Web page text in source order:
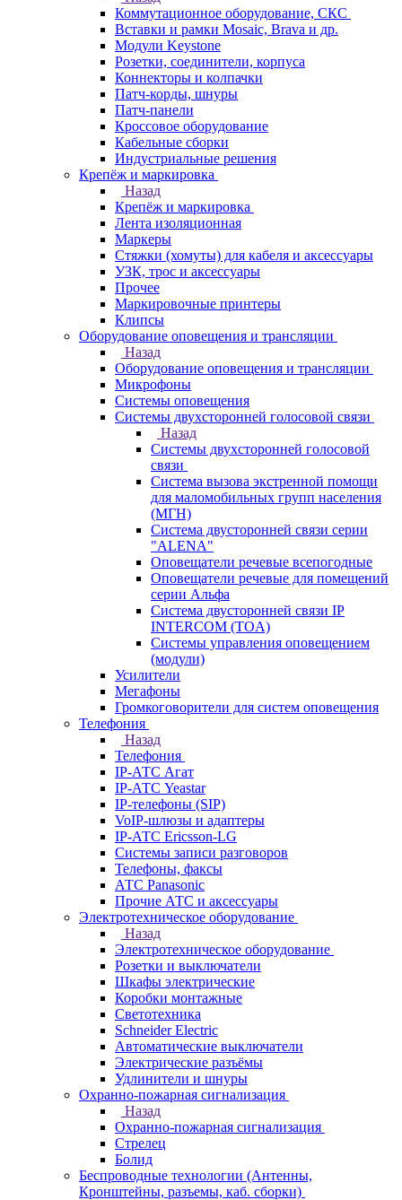
Коммутационное оборудование, СКС
Вставки и рамки Mosaic, Brava и др.
Модули Keystone
Розетки, соединители, корпуса
Коннекторы и колпачки
Патч-корды, шнуры
Патч-панели
Кроссовое оборудование
Кабельные сборки
Индустриальные решения
Крепёж и маркировка
Назад
Крепёж и маркировка
Лента изоляционная
Маркеры
Стяжки (хомуты) для кабеля и аксессуары
УЗК, трос и аксессуары
Прочее
Маркировочные принтеры
Клипсы
Оборудование оповещения и трансляции
Назад
Оборудование оповещения и трансляции
Микрофоны
Системы оповещения
Системы двухсторонней голосовой связи
Назад
Системы двухсторонней голосовой
связи
Система вызова экстренной помощи
для маломобильных групп населения
(МГН)
Система двусторонней связи серии
"ALENA"
Оповещатели речевые всепогодные
Оповещатели речевые для помещений
серии Альфа
Система двусторонней связи IP
INTERCOM (TOA)
Системы управления оповещением
(модули)
Усилители
Мегафоны
Громкоговорители для систем оповещения
Телефония
Назад
Телефония
IP-АТС Агат
IP-АТС Yeastar
IP-телефоны (SIP)
VoIP-шлюзы и адаптеры
IP-АТС Ericsson-LG
Системы записи разговоров
Телефоны, факсы
АТС Panasonic
Прочие АТС и аксессуары
Электротехническое оборудование
Назад
Электротехническое оборудование
Розетки и выключатели
Шкафы электрические
Коробки монтажные
Светотехника
Schneider Electric
Автоматические выключатели
Электрические разъёмы
Удлинители и шнуры
Охранно-пожарная сигнализация
Назад
Охранно-пожарная сигнализация
Стрелец
Болид
Беспроводные технологии (Антенны,
Кронштейны, разъемы, каб. сборки)